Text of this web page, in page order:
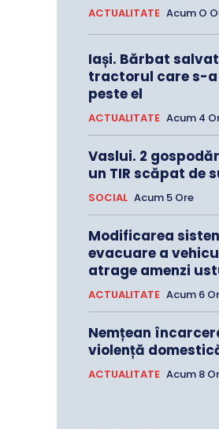
ACTUALITATE Acum O
Iași. Bărbat
tractorul care s-
peste el
ACTUALITATE Acum 4
Vaslui. 2
un TIR scăpat de
SOCIAL Acum 5 Ore
Modificarea
evacuare a
atrage amenzi
ACTUALITATE Acum 6
Nemțean
violență
ACTUALITATE Acum 8